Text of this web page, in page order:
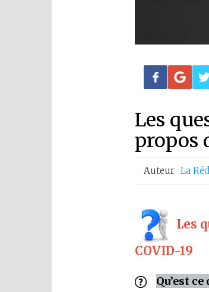
Les
propos
Auteur La
Les
COVID-19
Qu’est ce